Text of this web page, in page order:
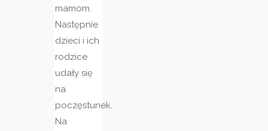
mamom.
Następnie
dzieci i ich
rodzice
udały się
na
poczęstunek.
Na